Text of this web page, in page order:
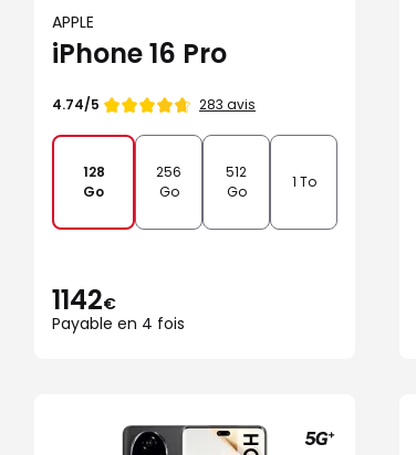
APPLE
iPhone 16 Pro
Note
4.74/5 283 avis
128
Go
256
Go
512
Go
1 To
1142€
Payable en 4 fois